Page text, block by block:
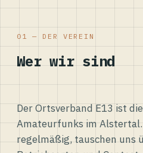
01 — DER VEREIN
Wer wir sind
Der Ortsverband E13 ist
Amateurfunks im
regelmäßig, tauschen uns